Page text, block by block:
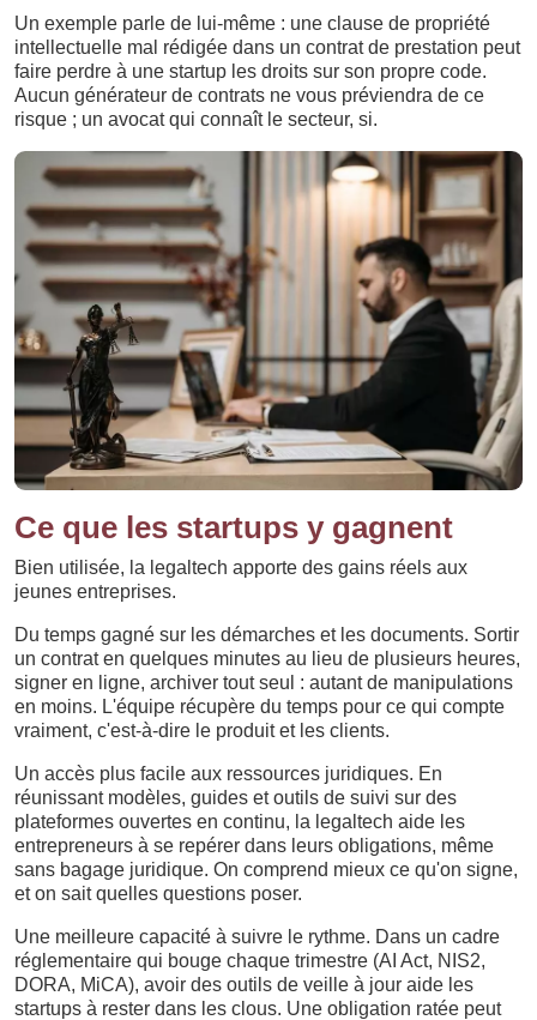
Un exemple parle de lui-même : une clause de propriété
intellectuelle mal rédigée dans un contrat de prestation peut
faire perdre à une startup les droits sur son propre code.
Aucun générateur de contrats ne vous préviendra de ce
risque ; un avocat qui connaît le secteur, si.
Ce que les startups y gagnent
Bien utilisée, la legaltech apporte des gains réels aux
jeunes entreprises.
Du temps gagné sur les démarches et les documents. Sortir
un contrat en quelques minutes au lieu de plusieurs heures,
signer en ligne, archiver tout seul : autant de manipulations
en moins. L'équipe récupère du temps pour ce qui compte
vraiment, c'est-à-dire le produit et les clients.
Un accès plus facile aux ressources juridiques. En
réunissant modèles, guides et outils de suivi sur des
plateformes ouvertes en continu, la legaltech aide les
entrepreneurs à se repérer dans leurs obligations, même
sans bagage juridique. On comprend mieux ce qu'on signe,
et on sait quelles questions poser.
Une meilleure capacité à suivre le rythme. Dans un cadre
réglementaire qui bouge chaque trimestre (AI Act, NIS2,
DORA, MiCA), avoir des outils de veille à jour aide les
startups à rester dans les clous. Une obligation ratée peut